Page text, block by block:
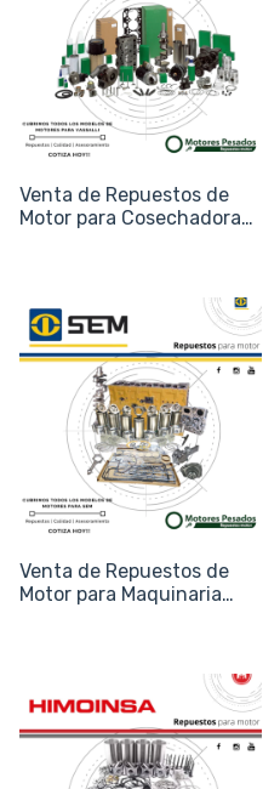
Venta de Repuestos de
Motor para Cosechadoras
Venta de Repuestos de
Motor para Maquinaria